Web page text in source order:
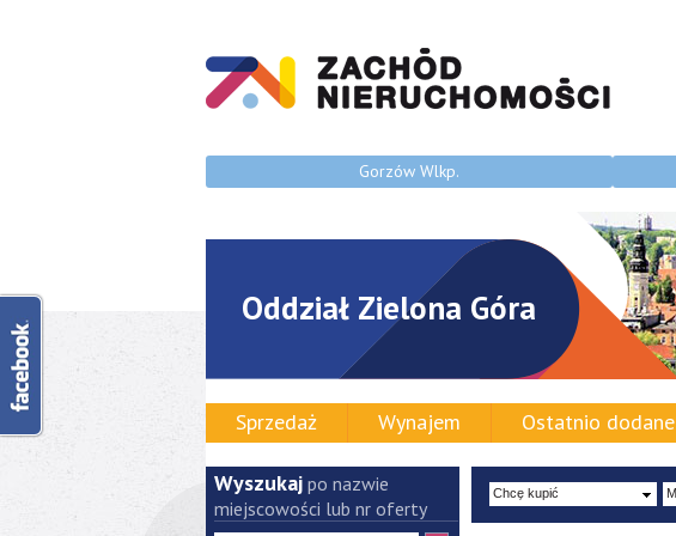
Gorzów Wlkp.
Oddział Zielona Góra
Sprzedaż Wynajem Ostatnio dodane
Wyszukaj po nazwie
miejscowości lub nr oferty